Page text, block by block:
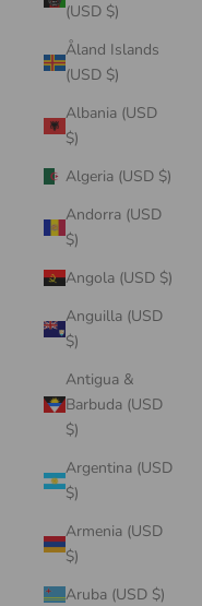
(USD $)
Åland Islands
(USD $)
Albania (USD
$)
Algeria (USD $)
Andorra (USD
$)
Angola (USD $)
Anguilla (USD
$)
Antigua &
Barbuda (USD
$)
Argentina (USD
$)
Armenia (USD
$)
Aruba (USD $)